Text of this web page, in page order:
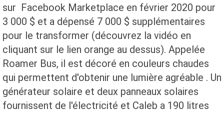
sur Facebook Marketplace en février 2020 pour
3 000 $ et a dépensé 7 000 $ supplémentaires
pour le transformer (découvrez la vidéo en
cliquant sur le lien orange au dessus). Appelée
Roamer Bus, il est décoré en couleurs chaudes
qui permettent d'obtenir une lumière agréable . Un
générateur solaire et deux panneaux solaires
fournissent de l'électricité et Caleb a 190 litres